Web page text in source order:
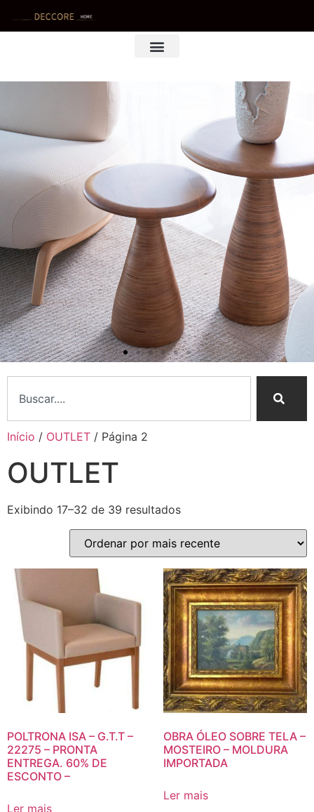
Nossa Essência
Curadoria sofisticada e
Conheça
Início / OUTLET / Página 2
OUTLET
Exibindo 17–32 de 39 resultados
POLTRONA ISA – G.T.T –
22275 – PRONTA
ENTREGA. 60% DE
ESCONTO –
Ler mais
OBRA ÓLEO SOBRE TELA –
MOSTEIRO – MOLDURA
IMPORTADA
Ler mais